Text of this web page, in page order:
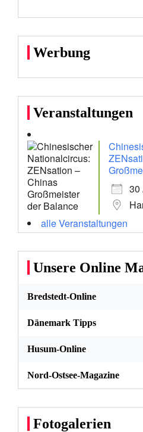
Werbung
Veranstaltungen
30
alle Veranstaltungen
Unsere Online
Bredstedt-Online
Dänemark Tipps
Husum-Online
Nord-Ostsee-Magazine
Fotogalerien